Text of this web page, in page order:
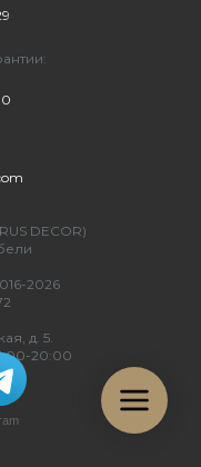
DECOR)
2026
д. 5.
20:00